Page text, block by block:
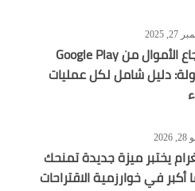
استرجاع الأموال من Google Play
دليل شامل لكل عمليات
يختبر ميزة جديدة تمنحك
في خوارزمية الاقتراحات